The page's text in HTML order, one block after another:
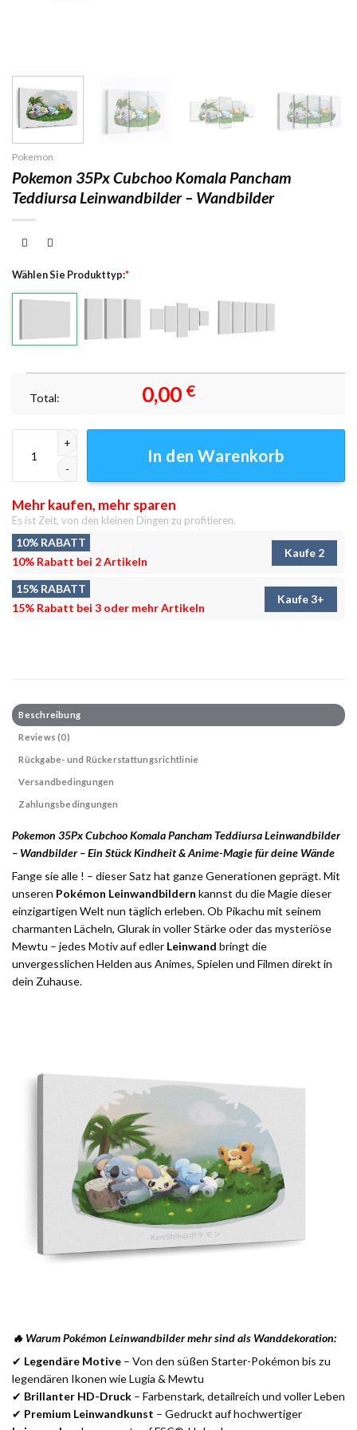
Pokemon
Pokemon 35Px Cubchoo Komala Pancham
Teddiursa Leinwandbilder – Wandbilder
Wählen Sie Produkttyp:*
Total: 0,00 €
In den Warenkorb
Mehr kaufen, mehr sparen
Es ist Zeit, von den kleinen Dingen zu profitieren.
10% RABATT
10% Rabatt bei 2 Artikeln
Kaufe 2
15% RABATT
15% Rabatt bei 3 oder mehr Artikeln
Kaufe 3+
Beschreibung
Reviews (0)
Rückgabe- und Rückerstattungsrichtlinie
Versandbedingungen
Zahlungsbedingungen
Pokemon 35Px Cubchoo Komala Pancham Teddiursa Leinwandbilder
– Wandbilder – Ein Stück Kindheit & Anime-Magie für deine Wände
Fange sie alle ! – dieser Satz hat ganze Generationen geprägt. Mit
unseren Pokémon Leinwandbildern kannst du die Magie dieser
einzigartigen Welt nun täglich erleben. Ob Pikachu mit seinem
charmanten Lächeln, Glurak in voller Stärke oder das mysteriöse
Mewtu – jedes Motiv auf edler Leinwand bringt die
unvergesslichen Helden aus Animes, Spielen und Filmen direkt in
dein Zuhause.
🔥 Warum Pokémon Leinwandbilder mehr sind als Wanddekoration:
✔ Legendäre Motive – Von den süßen Starter-Pokémon bis zu
legendären Ikonen wie Lugia & Mewtu
✔ Brillanter HD-Druck – Farbenstark, detailreich und voller Leben
✔ Premium Leinwandkunst – Gedruckt auf hochwertiger